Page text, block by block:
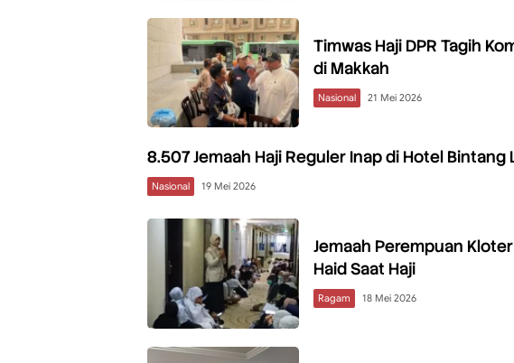
Timwas Haji DPR Tagih
di Makkah
Nasional 21 Mei 2026
8.507 Jemaah Haji Reguler Inap di Hotel Bintang
Nasional 19 Mei 2026
Jemaah Perempuan
Haid Saat Haji
Ragam 18 Mei 2026